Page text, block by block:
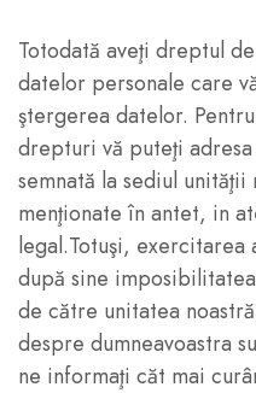
Totodată aveţi dreptul
datelor personale care
ştergerea datelor.
drepturi vă puteţi
semnată la sediul
menţionate în antet, in
legal.Totuşi,
după sine
de către unitatea
despre dumneavoastra
ne informaţi căt mai